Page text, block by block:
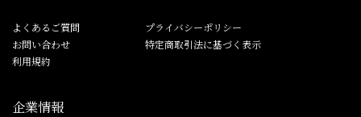
よくあるご質問
お問い合わせ
利用規約
プライバシーポリシー
特定商取引法に基づく表示
企業情報